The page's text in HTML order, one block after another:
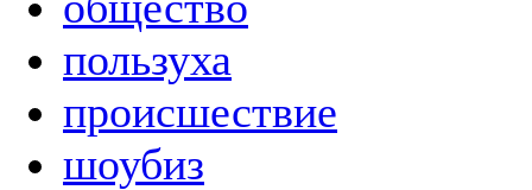
пользуха
происшествие
шоубиз